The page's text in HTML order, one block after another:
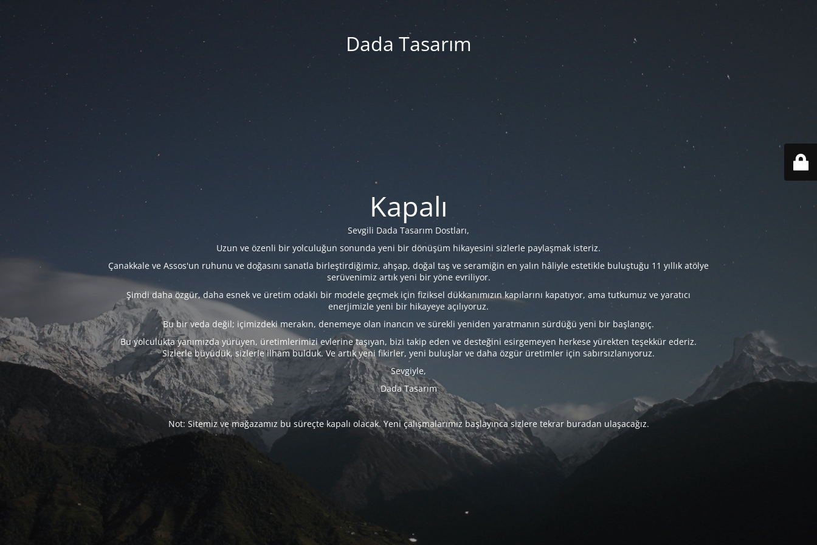
Dada Tasarım
Kapalı
Sevgili Dada Tasarım Dostları,
Uzun ve özenli bir yolculuğun sonunda yeni bir dönüşüm hikayesini sizlerle paylaşmak isteriz.
Çanakkale ve Assos'un ruhunu ve doğasını sanatla birleştirdiğimiz, ahşap, doğal taş ve seramiğin en yalın hâliyle estetikle buluştuğu 11 yıllık atölye
serüvenimiz artık yeni bir yöne evriliyor.
Şimdi daha özgür, daha esnek ve üretim odaklı bir modele geçmek için fiziksel dükkanımızın kapılarını kapatıyor, ama tutkumuz ve yaratıcı
enerjimizle yeni bir hikayeye açılıyoruz.
Bu bir veda değil; içimizdeki merakın, denemeye olan inancın ve sürekli yeniden yaratmanın sürdüğü yeni bir başlangıç.
Bu yolculukta yanımızda yürüyen, üretimlerimizi evlerine taşıyan, bizi takip eden ve desteğini esirgemeyen herkese yürekten teşekkür ederiz.
Sizlerle büyüdük, sizlerle ilham bulduk. Ve artık yeni fikirler, yeni buluşlar ve daha özgür üretimler için sabırsızlanıyoruz.
Sevgiyle,
Dada Tasarım
Not: Sitemiz ve mağazamız bu süreçte kapalı olacak. Yeni çalışmalarımız başlayınca sizlere tekrar buradan ulaşacağız.